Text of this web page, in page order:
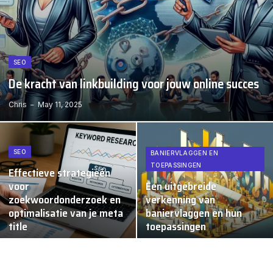
SEO
De kracht van linkbuilding voor jouw online succes
Chris May 11, 2025
SEO
Effectieve strategieën
voor
zoekwoordonderzoek en
optimalisatie van je meta
title
BANIERVLAGGEN EN
TOEPASSINGEN
Een uitgebreide
verkenning van
baniervlaggen en hun
toepassingen